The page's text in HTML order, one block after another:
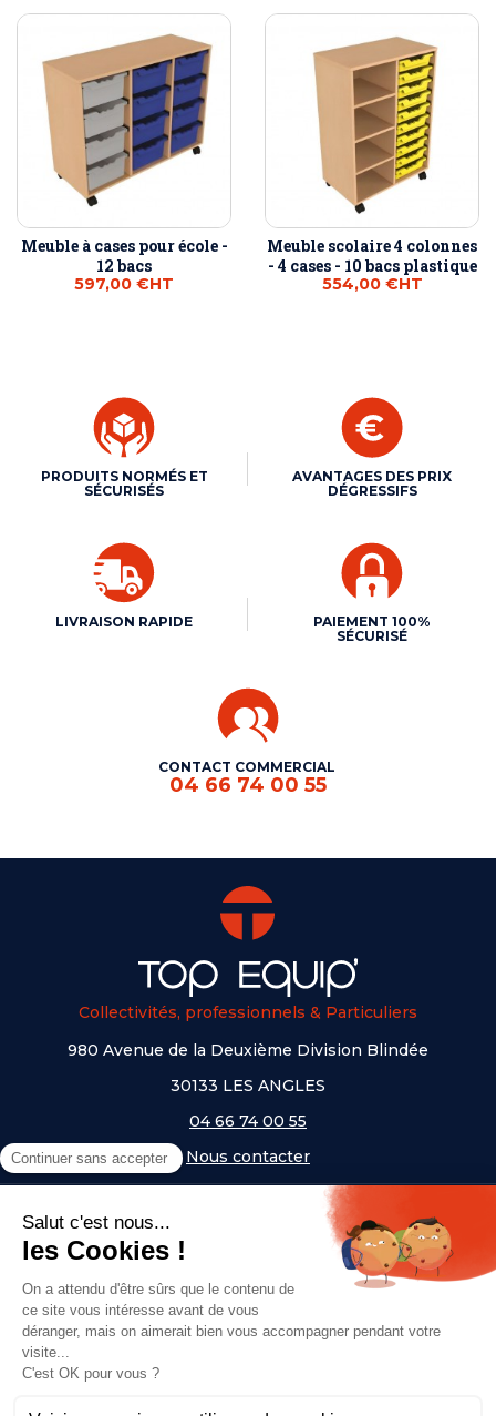
Meuble à cases pour école -
12 bacs
597,00 €HT
Meuble scolaire 4 colonnes
- 4 cases - 10 bacs plastique
554,00 €HT
PRODUITS NORMÉS ET
SÉCURISÉS
AVANTAGES DES PRIX
DÉGRESSIFS
LIVRAISON RAPIDE
PAIEMENT 100%
SÉCURISÉ
CONTACT COMMERCIAL
04 66 74 00 55
Collectivités, professionnels & Particuliers
980 Avenue de la Deuxième Division Blindée
30133 LES ANGLES
04 66 74 00 55
Nous contacter
NOS UNIVERS